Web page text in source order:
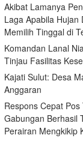
Akibat Lamanya
Laga Apabila Hujan
Memilih Tinggal di
Komandan Lanal
Tinjau Fasilitas
Kajati Sulut: Desa
Anggaran
Respons Cepat
Gabungan Berhasil
Perairan Mengkikip